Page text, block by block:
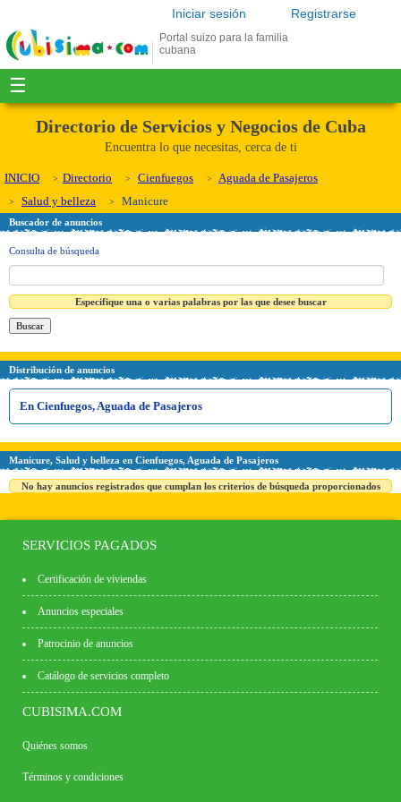
Registrarse
Iniciar sesión
Portal suizo para la familia
cubana
☰
Directorio de Servicios y Negocios de Cuba
Encuentra lo que necesitas, cerca de ti
INICIO Directorio Cienfuegos
Aguada de Pasajeros
Salud y belleza
Manicure
Buscador de anuncios
Consulta de búsqueda
Especifique una o varias palabras por las que desee buscar
Distribución de anuncios
En Cienfuegos, Aguada de Pasajeros
Manicure, Salud y belleza en Cienfuegos, Aguada de Pasajeros
No hay anuncios registrados que cumplan los criterios de búsqueda proporcionados
SERVICIOS PAGADOS
Certificación de viviendas
Anuncios especiales
Patrocinio de anuncios
Catálogo de servicios completo
CUBISIMA.COM
Quiénes somos
Términos y condiciones